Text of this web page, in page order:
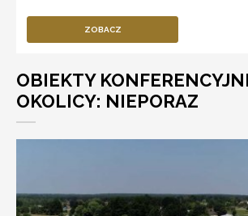
ZOBACZ
OBIEKTY
OKOLICY: NIEPORAZ